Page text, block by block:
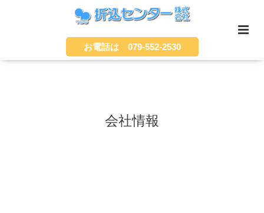
お電話は 079-552-2530
会社情報